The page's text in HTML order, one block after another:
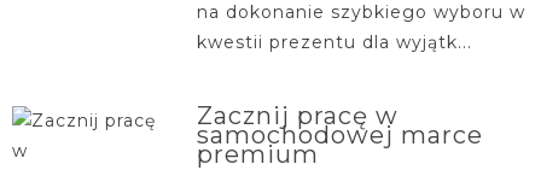
na dokonanie szybkiego wyboru w
kwestii prezentu dla wyjątk...
Zacznij pracę w
samochodowej marce
premium